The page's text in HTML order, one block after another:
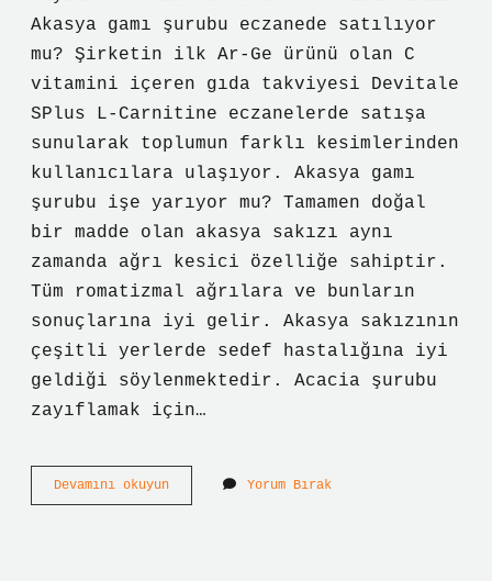
Akasya gamı şurubu eczanede satılıyor
mu? Şirketin ilk Ar-Ge ürünü olan C
vitamini içeren gıda takviyesi Devitale
SPlus L-Carnitine eczanelerde satışa
sunularak toplumun farklı kesimlerinden
kullanıcılara ulaşıyor. Akasya gamı
şurubu işe yarıyor mu? Tamamen doğal
bir madde olan akasya sakızı aynı
zamanda ağrı kesici özelliğe sahiptir.
Tüm romatizmal ağrılara ve bunların
sonuçlarına iyi gelir. Akasya sakızının
çeşitli yerlerde sedef hastalığına iyi
geldiği söylenmektedir. Acacia şurubu
zayıflamak için…
Devamını okuyunAkasya
Şurubu
Yorum Bırak